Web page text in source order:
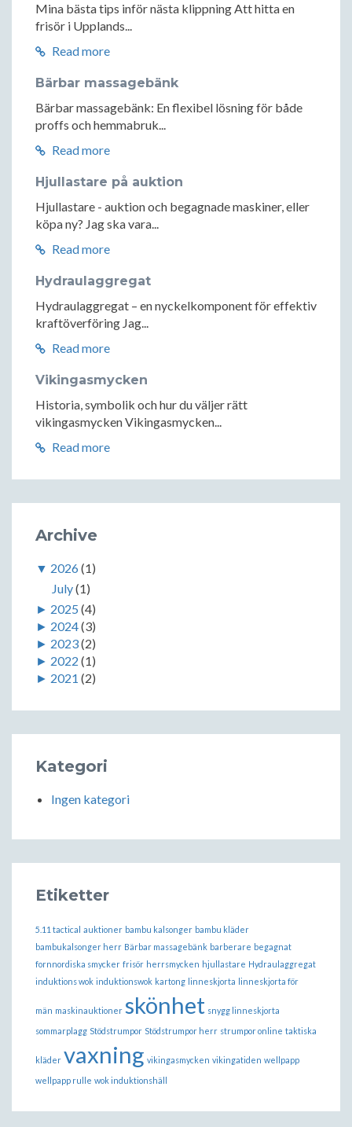
Mina bästa tips inför nästa klippning Att hitta en
frisör i Upplands...
Read more
Bärbar massagebänk
Bärbar massagebänk: En flexibel lösning för både
proffs och hemmabruk...
Read more
Hjullastare på auktion
Hjullastare - auktion och begagnade maskiner, eller
köpa ny? Jag ska vara...
Read more
Hydraulaggregat
Hydraulaggregat – en nyckelkomponent för effektiv
kraftöverföring Jag...
Read more
Vikingasmycken
Historia, symbolik och hur du väljer rätt
vikingasmycken Vikingasmycken...
Read more
Archive
▼ 2026(1)
July(1)
► 2025 (4)
► 2024(3)
► 2023(2)
► 2022 (1)
► 2021 (2)
Kategori
Ingen kategori
Etiketter
5.11 tactical auktioner bambu kalsonger bambu kläder
bambukalsonger herr Bärbar massagebänk barberare begagnat
fornnordiska smycker frisör herrsmycken hjullastare Hydraulaggregat
induktions wok induktionswok kartong linneskjorta linneskjorta för
män maskinauktioner skönhet snygg linneskjorta
sommarplagg Stödstrumpor Stödstrumpor herr strumpor online taktiska
kläder vaxning vikingasmycken vikingatiden wellpapp
wellpapp rulle wok induktionshäll